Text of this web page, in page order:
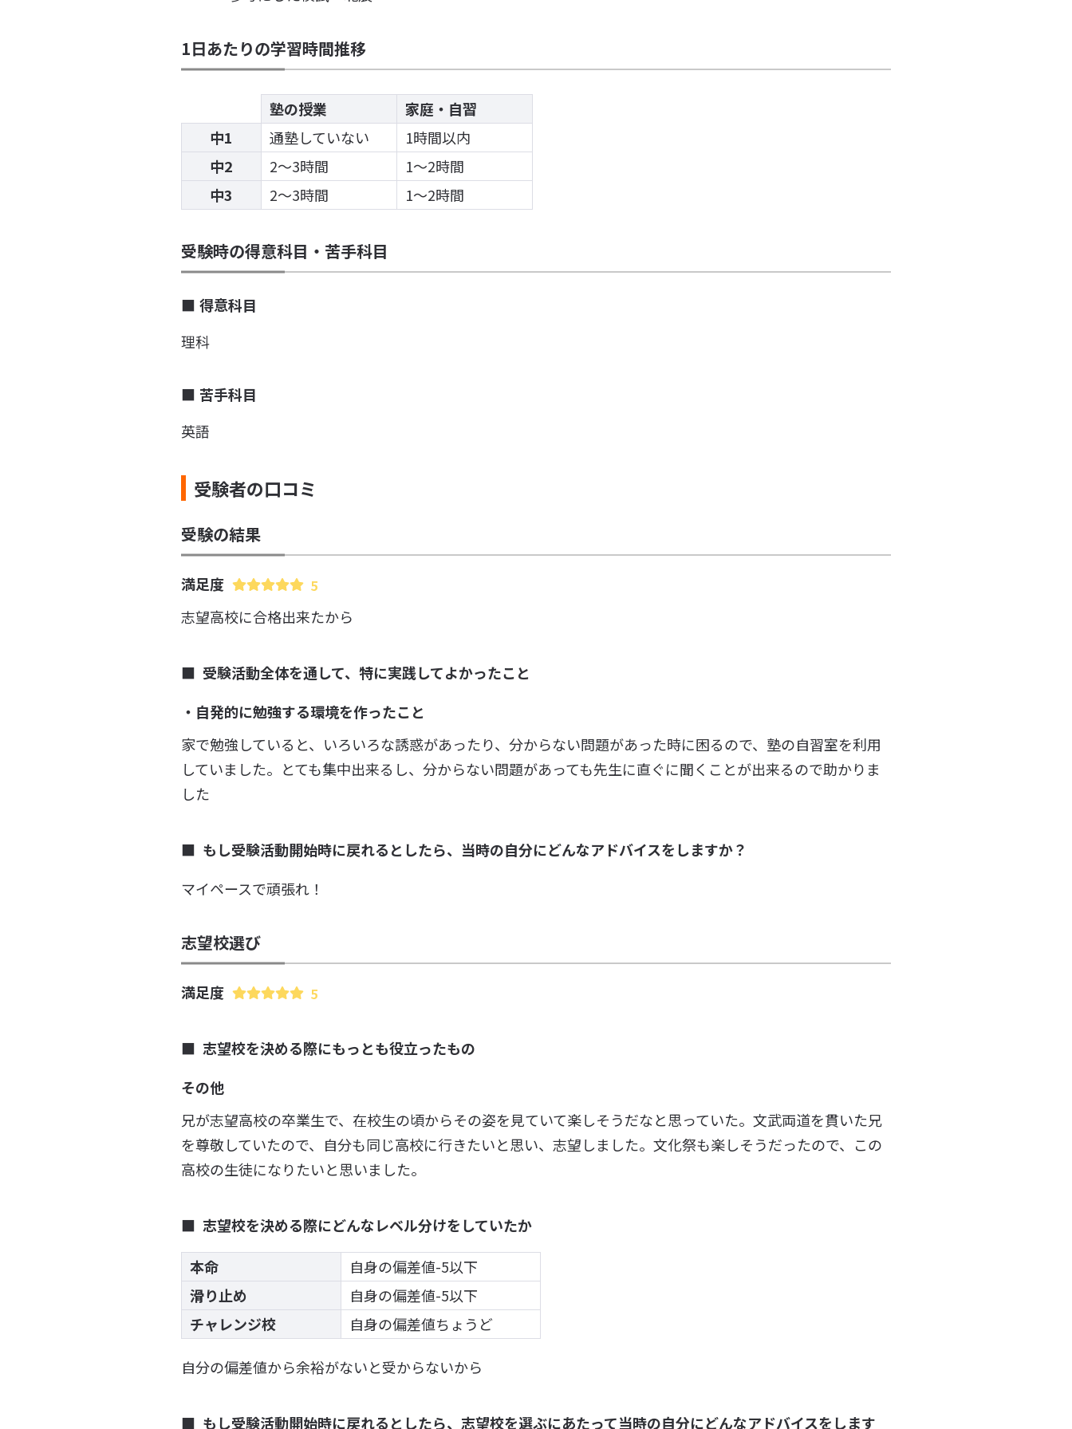
1日あたりの学習時間推移
塾の授業
家庭・自習
中1
通塾していない
1時間以内
中2
2〜3時間
1〜2時間
中3
2〜3時間 1〜2時間
受験時の得意科目・苦手科目
得意科目
理科
苦手科目
英語
受験者の口コミ
受験の結果
満足度 5
志望高校に合格出来たから
受験活動全体を通して、特に実践してよかったこと
・自発的に勉強する環境を作ったこと
家で勉強していると、いろいろな誘惑があったり、分からない問題があった時に困るので、塾の自習室を利用
していました。とても集中出来るし、分からない問題があっても先生に直ぐに聞くことが出来るので助かりま
した
もし受験活動開始時に戻れるとしたら、当時の自分にどんなアドバイスをしますか？
マイペースで頑張れ！
志望校選び
満足度 5
志望校を決める際にもっとも役立ったもの
その他
兄が志望高校の卒業生で、在校生の頃からその姿を見ていて楽しそうだなと思っていた。文武両道を貫いた兄
を尊敬していたので、自分も同じ高校に行きたいと思い、志望しました。文化祭も楽しそうだったので、この
高校の生徒になりたいと思いました。
志望校を決める際にどんなレベル分けをしていたか
本命
自身の偏差値-5以下
滑り止め
自身の偏差値-5以下
チャレンジ校
自身の偏差値ちょうど
自分の偏差値から余裕がないと受からないから
もし受験活動開始時に戻れるとしたら、志望校を選ぶにあたって当時の自分にどんなアドバイスをします